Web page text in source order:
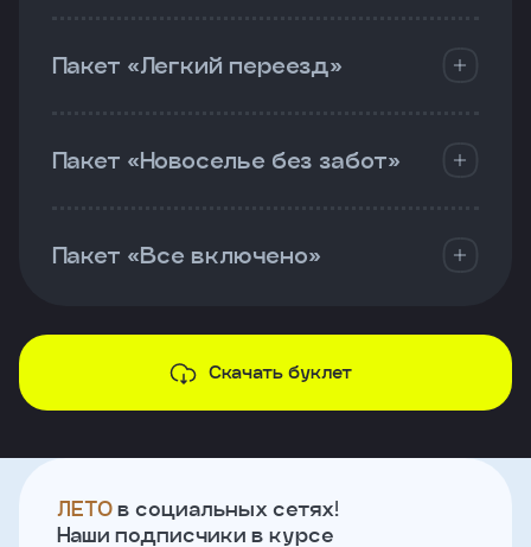
Пакет «Легкий переезд»
Пакет «Новоселье без забот»
Пакет «Все включено»
Скачать буклет
ЛЕТО в социальных сетях!
Наши подписчики в курсе